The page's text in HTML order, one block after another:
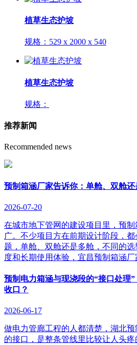
植草生态护坡
规格： 529 x 2000 x 540
植草生态护坡
规格：
推荐新闻
Recommended news
预制箱涵厂家告诉你：单舱、双舱
2026-07-20
在城市地下管网的建设项目里，预
广。不少项目方在前期设计阶段，
题，单舱、双舱还是多舱，不同的
度和长期使用体验，宜昌预制箱涵厂
预制电力箱涵与现浇段的“接口处理
收口？
2026-06-17
做电力管廊工程的人都清楚，湖北
的接口，是整条管线里比较让人头疼